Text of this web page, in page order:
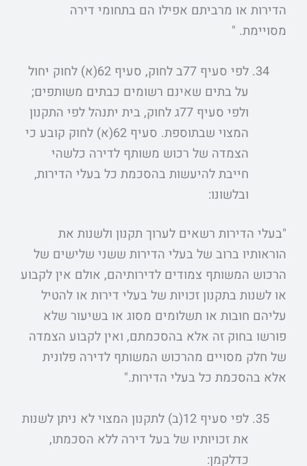
הדירות או מרביתם אפילו הם בתחומי דירה
מסויימת. "
לפי סעיף 77ב לחוק, סעיף 62(א) לחוק יחול
על בתים שאינם רשומים כבתים משותפים;
ולפי סעיף 77ג לחוק, בית יתנהל לפי התקנון
המצוי שבתוספת. סעיף 62(א) לחוק קובע כי
הצמדה של רכוש משותף לדירה כלשהי
חייבת להיעשות בהסכמת כל בעלי הדירות,
ובלשונו:
"בעלי הדירות רשאים לערוך תקנון ולשנות את
הוראותיו ברוב של בעלי הדירות ששני שלישים של
הרכוש המשותף צמודים לדירותיהם, אולם אין לקבוע
או לשנות בתקנון זכויות של בעלי דירות או להטיל
עליהם חובות או תשלומים מסוג או בשיעור שלא
פורשו בחוק זה אלא בהסכמתם, ואין לקבוע הצמדה
של חלק מסויים מהרכוש המשותף לדירה פלונית
אלא בהסכמת כל בעלי הדירות."
לפי סעיף 12(ב) לתקנון המצוי לא ניתן לשנות
את זכויותיו של בעל דירה ללא הסכמתו,
כדלקמן: